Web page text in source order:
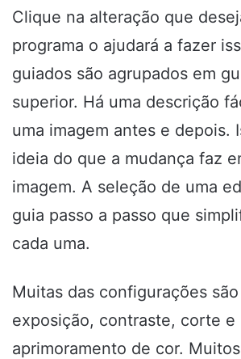
Clique na alteração que
programa o ajudará a fazer
guiados são agrupados em
superior. Há uma descrição
uma imagem antes e depois.
ideia do que a mudança faz
imagem. A seleção de uma
guia passo a passo que
cada uma.
Muitas das configurações
exposição, contraste, corte e
aprimoramento de cor.